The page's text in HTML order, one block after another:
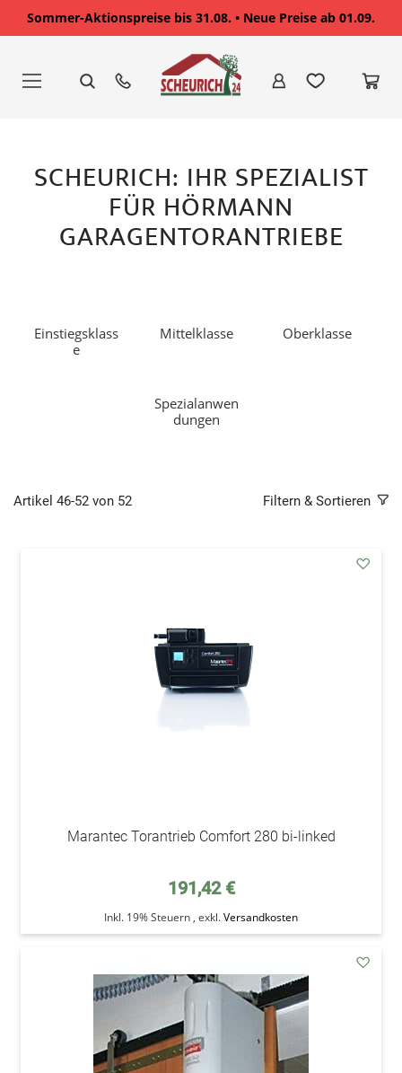
Sommer-Aktionspreise bis 31.08. • Neue Preise ab 01.09.
springen
SCHEURICH: IHR SPEZIALIST
FÜR HÖRMANN
GARAGENTORANTRIEBE
Einstiegsklass
e
Mittelklasse Oberklasse
Spezialanwen
dungen
Artikel 46-52 von 52 Filtern & Sortieren
Marantec Torantrieb Comfort 280 bi-linked
191,42 €
Inkl. 19% Steuern , exkl.Versandkosten